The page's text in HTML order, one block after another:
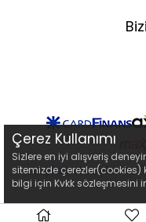
sayboosttarafından
Çerez Kullanımı
Sizlere en iyi alışveriş
sitemizde çerezler(cookies)
bilgi için Kvkk sözleşmesini